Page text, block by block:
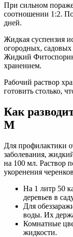
При сильном
соотношении 1:2.
дней.
Жидкая суспензия
огородных,
Жидкий Фитоспорин
хранением.
Рабочий раствор
готовить столько,
Как
М
Для профилактики
заболевания,
на 100 мл. Раствор
укоренения
На 1 литр 50
деревьев в
Для
воды. Их
Комнатные
жидкости.